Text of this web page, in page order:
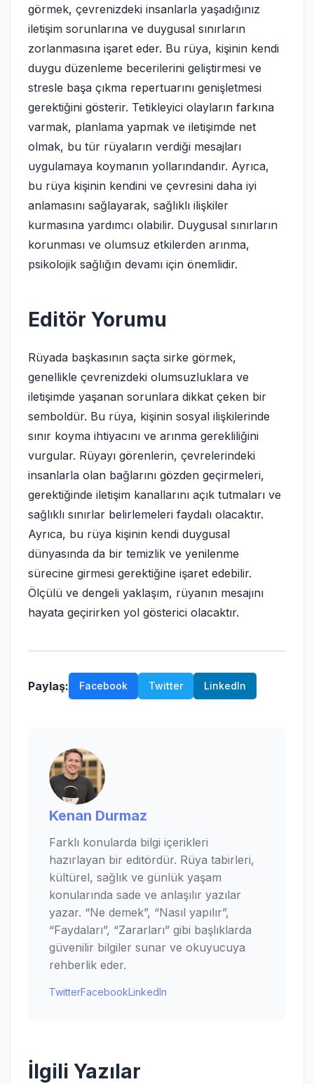
görmek, çevrenizdeki insanlarla yaşadığınız
iletişim sorunlarına ve duygusal sınırların
zorlanmasına işaret eder. Bu rüya, kişinin kendi
duygu düzenleme becerilerini geliştirmesi ve
stresle başa çıkma repertuarını genişletmesi
gerektiğini gösterir. Tetikleyici olayların farkına
varmak, planlama yapmak ve iletişimde net
olmak, bu tür rüyaların verdiği mesajları
uygulamaya koymanın yollarındandır. Ayrıca,
bu rüya kişinin kendini ve çevresini daha iyi
anlamasını sağlayarak, sağlıklı ilişkiler
kurmasına yardımcı olabilir. Duygusal sınırların
korunması ve olumsuz etkilerden arınma,
psikolojik sağlığın devamı için önemlidir.
Editör Yorumu
Rüyada başkasının saçta sirke görmek,
genellikle çevrenizdeki olumsuzluklara ve
iletişimde yaşanan sorunlara dikkat çeken bir
semboldür. Bu rüya, kişinin sosyal ilişkilerinde
sınır koyma ihtiyacını ve arınma gerekliliğini
vurgular. Rüyayı görenlerin, çevrelerindeki
insanlarla olan bağlarını gözden geçirmeleri,
gerektiğinde iletişim kanallarını açık tutmaları ve
sağlıklı sınırlar belirlemeleri faydalı olacaktır.
Ayrıca, bu rüya kişinin kendi duygusal
dünyasında da bir temizlik ve yenilenme
sürecine girmesi gerektiğine işaret edebilir.
Ölçülü ve dengeli yaklaşım, rüyanın mesajını
hayata geçirirken yol gösterici olacaktır.
Paylaş: Facebook Twitter LinkedIn
Kenan Durmaz
Farklı konularda bilgi içerikleri
hazırlayan bir editördür. Rüya tabirleri,
kültürel, sağlık ve günlük yaşam
konularında sade ve anlaşılır yazılar
yazar. “Ne demek”, “Nasıl yapılır”,
“Faydaları”, “Zararları” gibi başlıklarda
güvenilir bilgiler sunar ve okuyucuya
rehberlik eder.
TwitterFacebookLinkedIn
İlgili Yazılar